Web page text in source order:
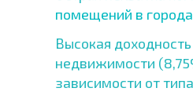
помещений в
Высокая
недвижимости
зависимости от